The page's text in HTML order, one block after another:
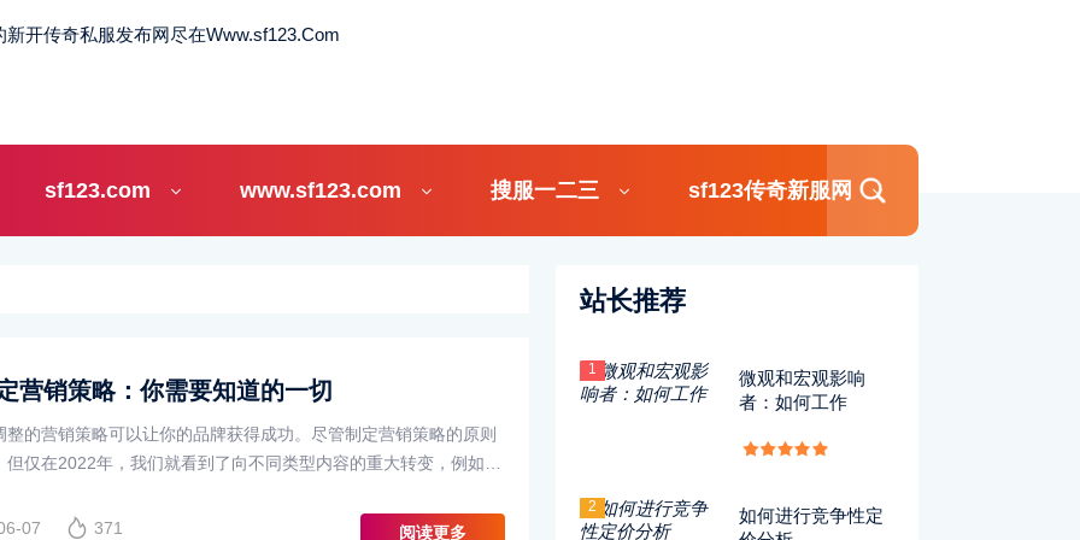
sf123.com www.sf123.com 搜服一二三 sf123传奇新服网
营销策略：你需要知道的一切
整的营销策略可以让你的品牌获得成功。尽管制定营销策略的原则
但仅在2022年，我们就看到了向不同类型内容的重大转变，例如短
07
371 阅读更多
站长推荐
1
微观和宏观影响
者：如何工作
2
如何进行竞争性定